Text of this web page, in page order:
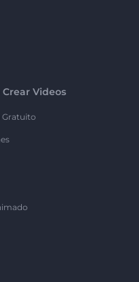
Videos
Gratuito